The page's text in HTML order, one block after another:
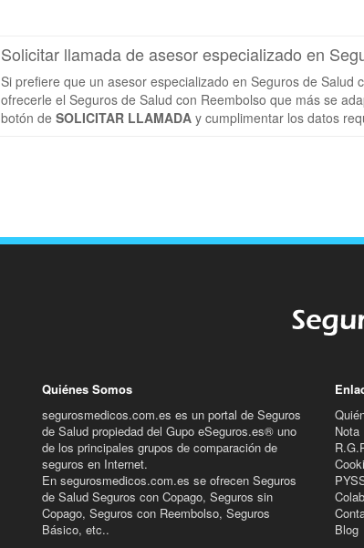
Solicitar llamada de asesor especializado en
Si prefiere que un asesor especializado en Seguros de Salud
ofrecerle el Seguros de Salud con Reembolso que más se
botón de SOLICITAR LLAMADA y cumplimentar los datos
Quiénes Somos
segurosmedicos.com.es es un portal de Seguros
de Salud propiedad del Gupo eSeguros.es® uno
de los principales grupos de comparación de
seguros en Internet.
En segurosmedicos.com.es se ofrecen Seguros
de Salud Seguros con Copago, Seguros sin
Copago, Seguros con Reembolso, Seguros
Básico, etc..
Nota
Blog